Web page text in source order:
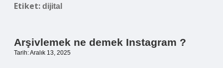
Etiket: dijital
Arşivlemek ne demek Instagram ?
Tarih: Aralık 13, 2025